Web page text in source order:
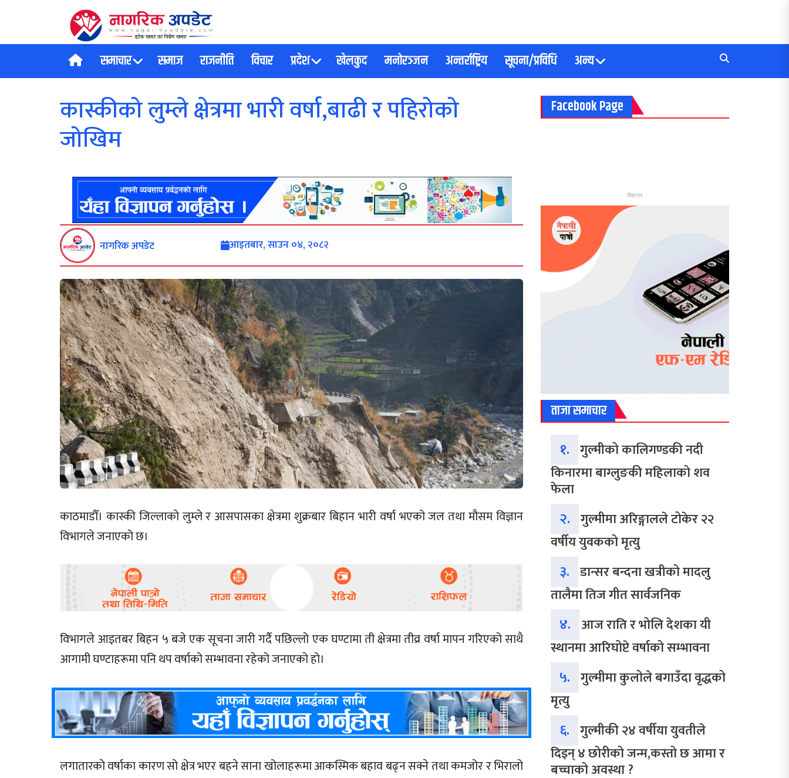
समाचार समाज राजनीति विचार प्रदेश खेलकुद मनोरञ्जन अन्तर्राष्ट्रिय सूचना/प्रविधि अन्य
कास्कीको लुम्ले क्षेत्रमा भारी वर्षा,बाढी र पहिरोको
जोखिम
नागरिक अपडेट आइतबार, साउन ०४, २०८२
काठमाडौँ। कास्की जिल्लाको लुम्ले र आसपासका क्षेत्रमा शुक्रबार बिहान भारी वर्षा भएको जल तथा मौसम विज्ञान
विभागले जनाएको छ।
विभागले आइतबर बिहन ५ बजे एक सूचना जारी गर्दै पछिल्लो एक घण्टामा ती क्षेत्रमा तीव्र वर्षा मापन गरिएको साथै
आगामी घण्टाहरूमा पनि थप वर्षाको सम्भावना रहेको जनाएको हो।
लगातारको वर्षाका कारण सो क्षेत्र भएर बहने साना खोलाहरूमा आकस्मिक बहाव बढ्न सक्ने तथा कमजोर र भिरालो
Facebook Page
विज्ञापन
ताजा समाचार
१. गुल्मीको कालिगण्डकी नदी
किनारमा बाग्लुङकी महिलाको शव
फेला
२. गुल्मीमा अरिङ्गालले टोकेर २२
वर्षीय युवकको मृत्यु
३. डान्सर बन्दना खत्रीको मादलु
तालैमा तिज गीत सार्वजनिक
४. आज राति र भोलि देशका यी
स्थानमा आरिघोप्टे वर्षाको सम्भावना
५. गुल्मीमा कुलोले बगाउँदा वृद्धको
मृत्यु
६. गुल्मीकी २४ वर्षीया युवतीले
दिइन् ४ छोरीको जन्म,कस्तो छ आमा र
बच्चाको अवस्था ?